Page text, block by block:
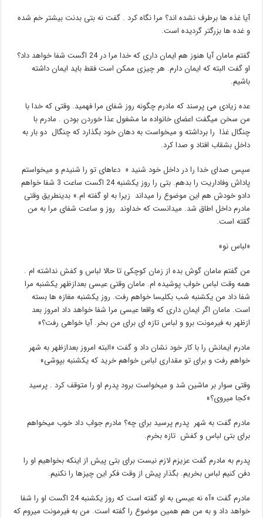
آیا غذه ها برطرف نشده اند؟ مرا نگاه کرد . گفت نه بتی بدنت بیشتر خم شده
و غده ها بزرگتر گردیده است.
گفتم مامان آیا هنوز هم ایمان داری که خدا مرا در 24 اگست شفا خواهد داد؟
او گفت البته که ایمان دارم. هر چیزی ممکن است فقط باید ایمان داشته
باشیم.
عده زیادی می پرسند که مادرم چگونه روز شفای مرا فهمید. وقتی که خدا با
من سخن میگفت اعضای خانواده ما مشغول عذا خوردن بودن . مادرم با
چنگال غذا را برداشته و میخواست به دهان خود بگذارد که چنگال دو بار به
داخل بشقاب افتاد و صدا کرد.
سپس صدای خدا را در داخل خود شنید « دعاهای تو را شنیدم و میخواستم
پاداش وفاداریت را بدهم. بتی را روز یکشنبه 24 اگست ساعت 3 شفا خواهم
دادو خودش هم این موضوع را میداند زیرا به او گفته ام.» بدینطریق وقتی
مادرم داخل اطاق شد. میدانست که خداوند روز و ساعت شفای مرا به من
گقته است.
«لباس نو»
من گفتم مامان گوش بده از زمان کوچکی تا حالا لباس و کفش نداشته ام .
همه وقت لباس خواب پوشیده ام. مامان وقتی عیسی بعدازظهر یکشنبه مرا
شفا داد من یکشنبه شب بکلیسا خواهم رفت. روز یکشنبه مغازه ها بسته
است. مامان اگر ایمان داری که واقعا عیسی مرا شفا خواهد داد امروز بعد
ازظهر به فیرمونت برو و لباس تازه ای برای من بخر. آیا خواهی رفت؟»
مادرم ایمانش را با کار خود نشان داد و گفت «البته امروز بعدازظهر به شهر
خواهم رفت و برای تو مقداری لباس خواهم خرید که یکشنبه بپوشی»
وقتی سوار بر ماشین شد و میخواست برود پدرم او را متوقف کرد . پرسید
«کجا میروی؟»
مادرم گفت به شهر پدرم پرسید برای چه؟ مادرم جواب داد خوب میخواهم
برای بتی لباس و کفش تازه بخرم.
پدرم به مادرم گفت عزیزم لازم نیست برای بتی پیش از اینکه بخواهیم او را
دفن کنیم لباس بخریم. بگذار پیش از وقت فکر این چیزها را نکنیم.
مادرم گفت «آه نه عیسی به او گفته است که روز یکشنبه 24 اگست او را شفا
خواهد داد و به من هم همین موضوع را گفته است. من به فیرمونت میروم که